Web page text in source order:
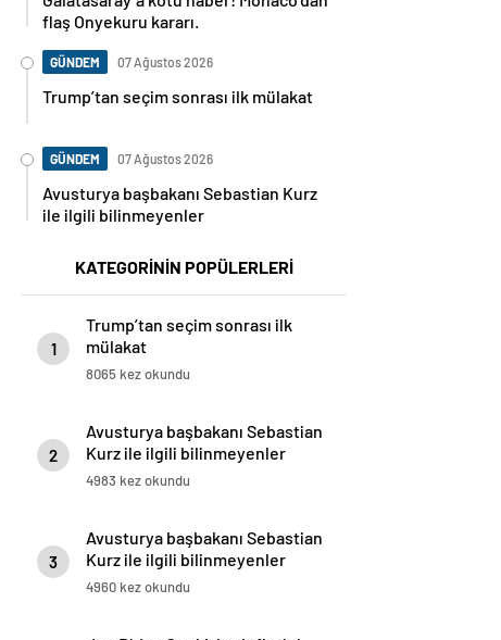
flaş Onyekuru kararı.
GÜNDEM 07 Ağustos 2026
Trump’tan seçim sonrası ilk mülakat
GÜNDEM 07 Ağustos 2026
Avusturya başbakanı Sebastian Kurz
ile ilgili bilinmeyenler
KATEGORİNİN POPÜLERLERİ
1
Trump’tan seçim sonrası ilk
mülakat
8065 kez okundu
2
Avusturya başbakanı Sebastian
Kurz ile ilgili bilinmeyenler
4983 kez okundu
3
Avusturya başbakanı Sebastian
Kurz ile ilgili bilinmeyenler
4960 kez okundu